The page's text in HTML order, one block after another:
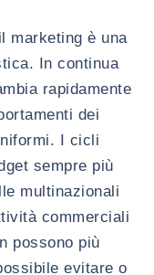
marketing è una
. In continua
rapidamente
dei
. I cicli
sempre più
multinazionali
commerciali
possono più
evitare o